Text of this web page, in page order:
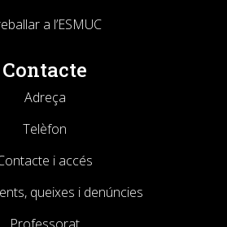
a l’ESMUC
Contacte
Adreça
Telèfon
i accés
queixes i denúncies